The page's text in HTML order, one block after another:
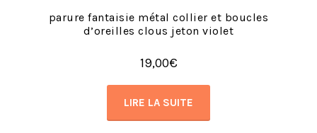
parure fantaisie métal collier et boucles
d’oreilles clous jeton violet
19,00€
LIRE LA SUITE